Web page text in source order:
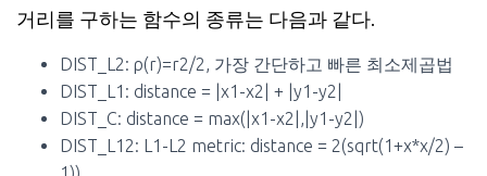
거리를 구하는 함수의 종류는 다음과 같다.
DIST_L2: ρ(r)=r2/2, 가장 간단하고 빠른 최소제곱법
DIST_L1: distance = |x1-x2| + |y1-y2|
DIST_C: distance = max(|x1-x2|,|y1-y2|)
DIST_L12: L1-L2 metric: distance = 2(sqrt(1+x*x/2) –